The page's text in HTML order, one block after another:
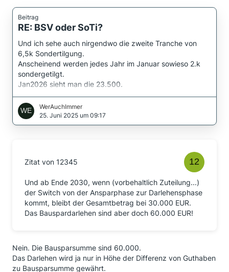
Beitrag
RE: BSV oder SoTi?
Und ich sehe auch nirgendwo die zweite Tranche von
6,5k Sondertilgung.
Anscheinend werden jedes Jahr im Januar sowieso 2.k
sondergetilgt.
Jan2026 sieht man die 23.500.
Da müssten doch eigentlich die fehlenden 6.500 + die
üblichen 2.000 + die im Januar 2026 nicht wie üblich
WerAuchImmer
25. Juni 2025 um 09:17
Zitat von 12345
Und ab Ende 2030, wenn (vorbehaltlich Zuteilung...)
der Switch von der Ansparphase zur Darlehensphase
kommt, bleibt der Gesamtbetrag bei 30.000 EUR.
Das Bauspardarlehen sind aber doch 60.000 EUR!
Nein. Die Bausparsumme sind 60.000.
Das Darlehen wird ja nur in Höhe der Differenz von Guthaben
zu Bausparsumme gewährt.